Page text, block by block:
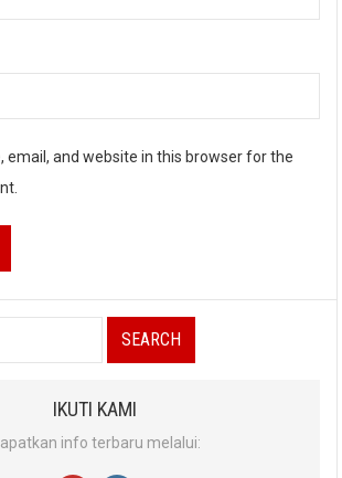
email, and website in this browser for the
IKUTI KAMI
info terbaru melalui: